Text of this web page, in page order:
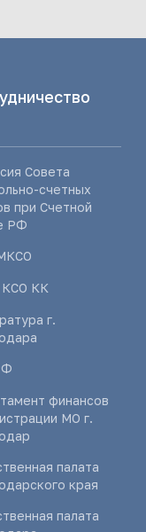
Совета
счетных
при Счетной
РФ
КСО КК
г.
финансов
МО г.
палата
края
палата